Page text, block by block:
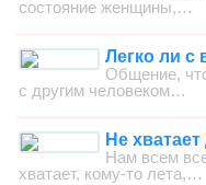
состояние женщины,…
Легко ли с
Общение,
с другим человеком…
Не хватает
Нам всем
хватает, кому-то лета,…